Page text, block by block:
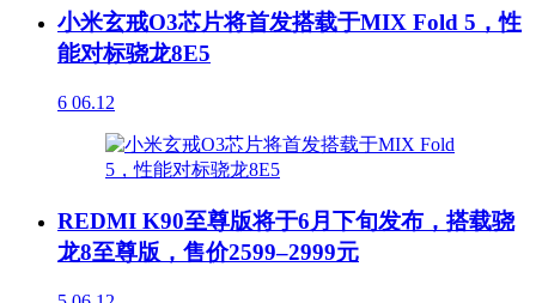
小米玄戒O3芯片将首发搭载于MIX Fold 5，性
能对标骁龙8E5
6 06.12
REDMI K90至尊版将于6月下旬发布，搭载骁
龙8至尊版，售价2599–2999元